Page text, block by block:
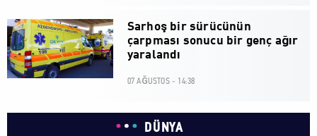
Sarhoş bir sürücünün
çarpması sonucu bir genç ağır
yaralandı
07 AĞUSTOS - 14:38
DÜNYA